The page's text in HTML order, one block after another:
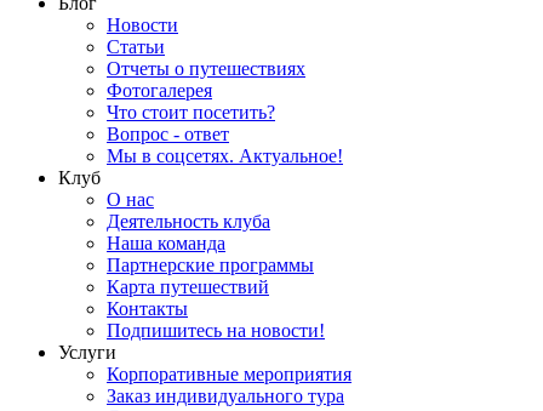
Новости
Статьи
Отчеты о путешествиях
Фотогалерея
Что стоит посетить?
Вопрос - ответ
Мы в соцсетях. Актуальное!
Клуб
О нас
Деятельность клуба
Наша команда
Партнерские программы
Карта путешествий
Контакты
Подпишитесь на новости!
Услуги
Корпоративные мероприятия
Заказ индивидуального тура